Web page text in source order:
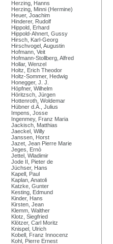
Herzing, Hanns
Herzing, Minni (Hermine)
Heuer, Joachim
Hinderer, Rudolf
Hippold, Erhard
Hippold-Ahnert, Gussy
Hirsch, Karl-Georg
Hirschvogel, Augustin
Hofmann, Veit
Hofmann-Stollberg, Alfred
Hollar, Wenzel
Holtz, Erich Theodor
Holtz-Sommer, Hedwig
Honegger, J. J.
Höpfner, Wilhelm
Höritzsch, Jürgen
Hottenroth, Woldemar
Hübner d.Ä., Julius
Impens, Josse
Ingenmey, Franz Maria
Jackisch, Matthias
Jaeckel, Willy
Janssen, Horst
Jazet, Jean Pierre Marie
Jeges, Ernò
Jettel, Wladimir
Jode II, Pieter de
Jüchser, Hans
Kapell, Paul
Kaplan, Anatoli
Katzke, Gunter
Kesting, Edmund
Kinder, Hans
Kirsten, Jean
Klemm, Walther
Klotz, Siegfried
Klötzer, Carl Moritz
Knispel, Ulrich
Kobell, Franz Innocenz
Kohl, Pierre Ernest